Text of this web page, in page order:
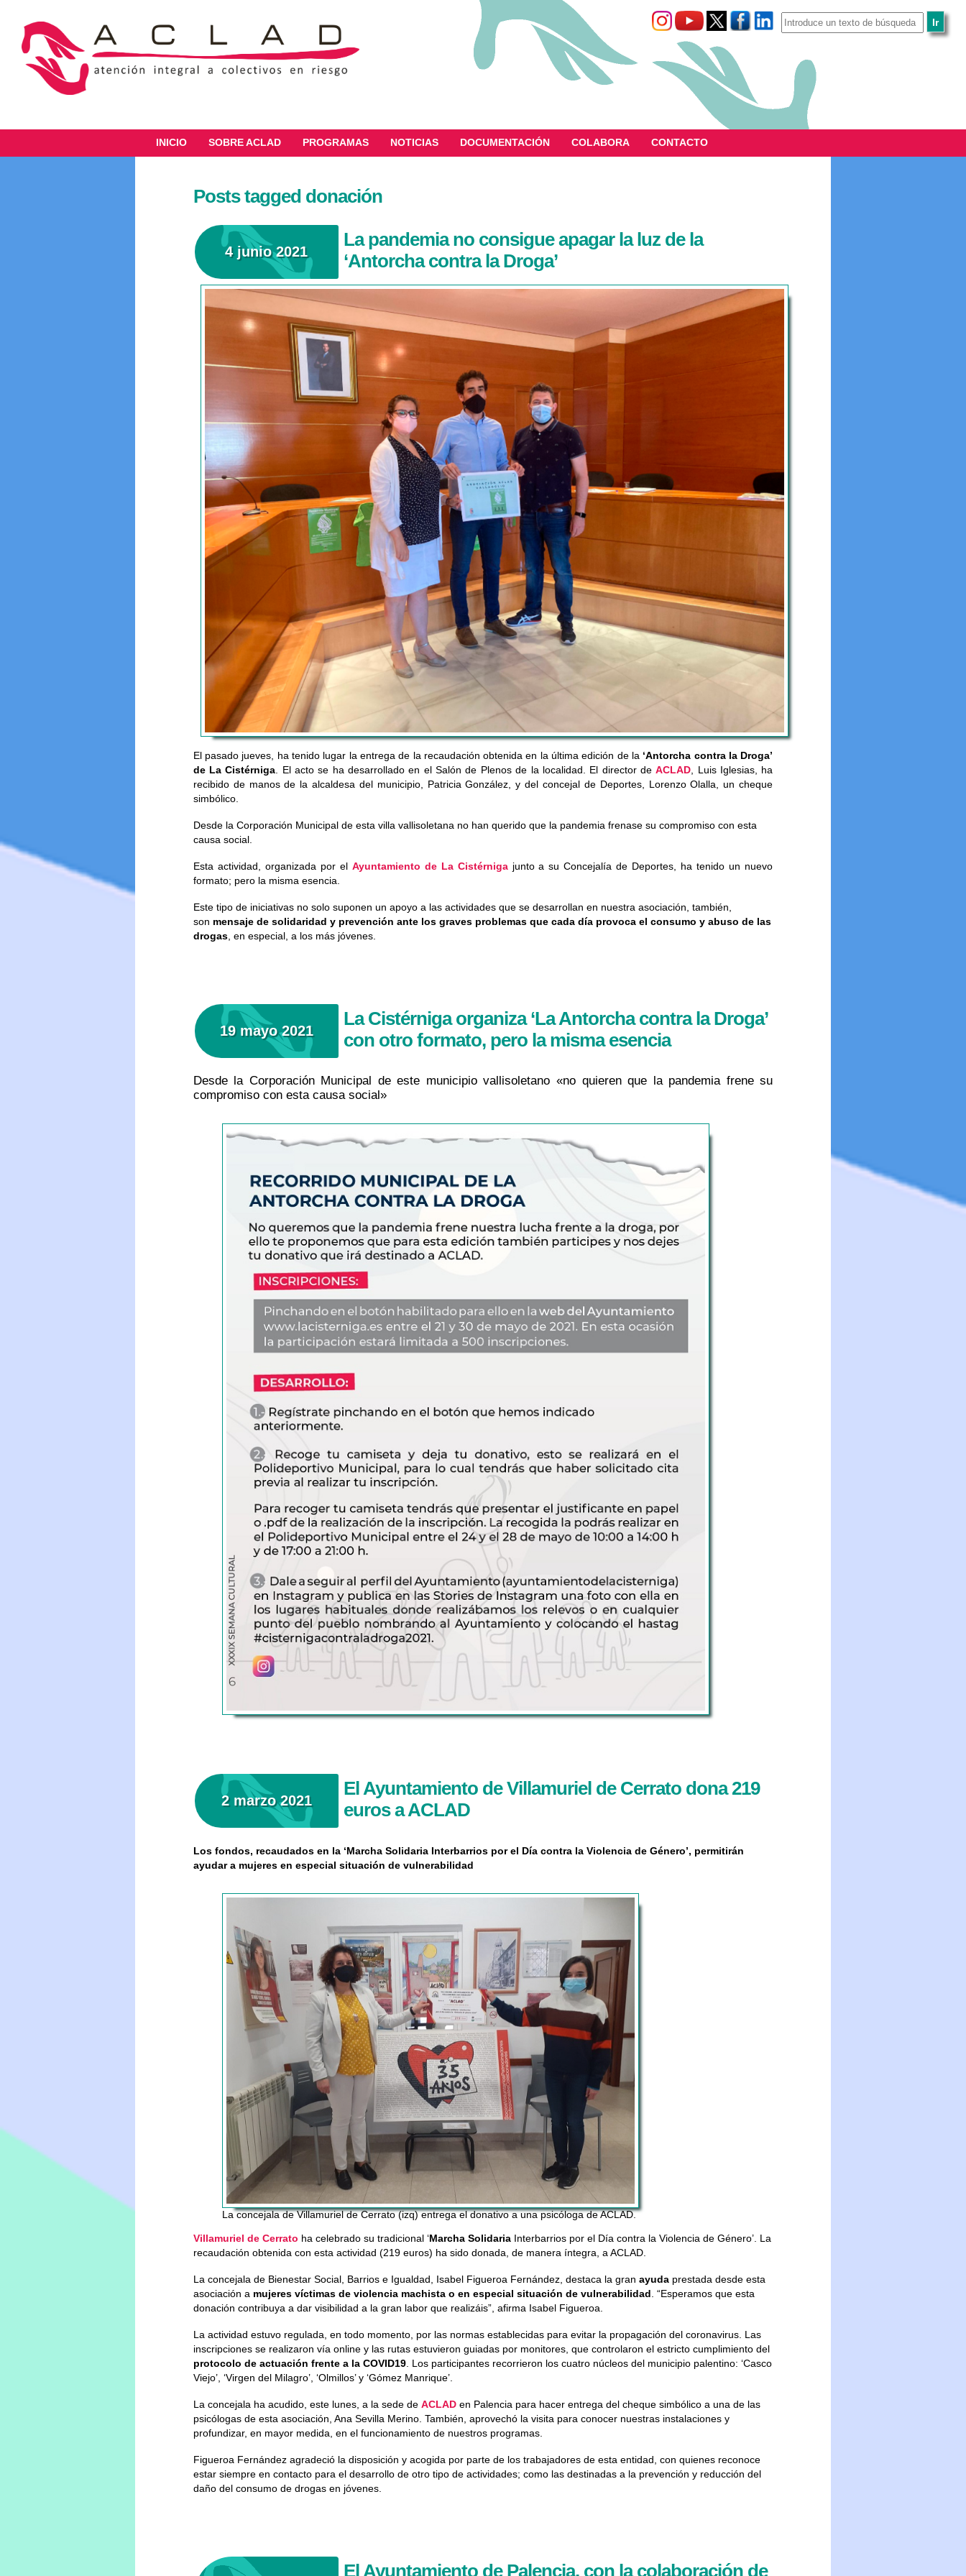
INICIO SOBRE ACLAD PROGRAMAS NOTICIAS DOCUMENTACIÓN COLABORA CONTACTO
Posts tagged donación
4 junio 2021
La pandemia no consigue apagar la luz de la
‘Antorcha contra la Droga’
El pasado jueves, ha tenido lugar la entrega de la recaudación obtenida en la última edición de la ‘Antorcha contra la Droga’
de La Cistérniga . El acto se ha desarrollado en el Salón de Plenos de la localidad. El director deACLAD , Luis Iglesias, ha
recibido de manos de la alcaldesa del municipio, Patricia González, y del concejal de Deportes, Lorenzo Olalla, un cheque
simbólico.
Desde la Corporación Municipal de esta villa vallisoletana no han querido que la pandemia frenase su compromiso con esta
causa social.
Esta actividad, organizada por el Ayuntamiento de La Cistérniga junto a su Concejalía de Deportes, ha tenido un nuevo
formato; pero la misma esencia.
Este tipo de iniciativas no solo suponen un apoyo a las actividades que se desarrollan en nuestra asociación, también,
son mensaje de solidaridad y prevención ante los graves problemas que cada día provoca el consumo y abuso de las
drogas, en especial, a los más jóvenes.
19 mayo 2021
La Cistérniga organiza ‘La Antorcha contra la Droga’
con otro formato, pero la misma esencia
Desde la Corporación Municipal de este municipio vallisoletano «no quieren que la pandemia frene su
compromiso con esta causa social»
2 marzo 2021
El Ayuntamiento de Villamuriel de Cerrato dona 219
euros a ACLAD
Los fondos, recaudados en la ‘Marcha Solidaria Interbarrios por el Día contra la Violencia de Género’, permitirán
ayudar a mujeres en especial situación de vulnerabilidad
La concejala de Villamuriel de Cerrato (izq) entrega el donativo a una psicóloga de ACLAD.
Villamuriel de Cerrato ha celebrado su tradicional ‘Marcha Solidaria Interbarrios por el Día contra la Violencia de Género’. La
recaudación obtenida con esta actividad (219 euros) ha sido donada, de manera íntegra, a ACLAD.
La concejala de Bienestar Social, Barrios e Igualdad, Isabel Figueroa Fernández, destaca la gran ayudaprestada desde esta
asociación a mujeres víctimas de violencia machista o en especial situación de vulnerabilidad . “Esperamos que esta
donación contribuya a dar visibilidad a la gran labor que realizáis”, afirma Isabel Figueroa.
La actividad estuvo regulada, en todo momento, por las normas establecidas para evitar la propagación del coronavirus. Las
inscripciones se realizaron vía online y las rutas estuvieron guiadas por monitores, que controlaron el estricto cumplimiento del
protocolo de actuación frente a la COVID19. Los participantes recorrieron los cuatro núcleos del municipio palentino: ‘Casco
Viejo’, ‘Virgen del Milagro’, ‘Olmillos’ y ‘Gómez Manrique’.
La concejala ha acudido, este lunes, a la sede de ACLADen Palencia para hacer entrega del cheque simbólico a una de las
psicólogas de esta asociación, Ana Sevilla Merino. También, aprovechó la visita para conocer nuestras instalaciones y
profundizar, en mayor medida, en el funcionamiento de nuestros programas.
Figueroa Fernández agradeció la disposición y acogida por parte de los trabajadores de esta entidad, con quienes reconoce
estar siempre en contacto para el desarrollo de otro tipo de actividades; como las destinadas a la prevención y reducción del
daño del consumo de drogas en jóvenes.
El Ayuntamiento de Palencia, con la colaboración de